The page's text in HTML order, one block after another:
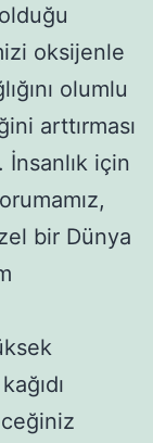
oksijenle
olumlu
arttırması
İnsanlık için
bir Dünya